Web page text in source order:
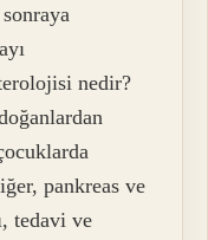
nedir?
pankreas ve
tedavi ve